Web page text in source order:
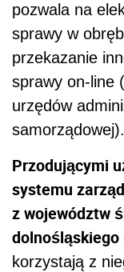
pozwala na
sprawy w
przekazanie
sprawy on-line
urzędów
samorządowej).
Przodującymi
systemu
z województw
dolnośląskiego
korzystają z